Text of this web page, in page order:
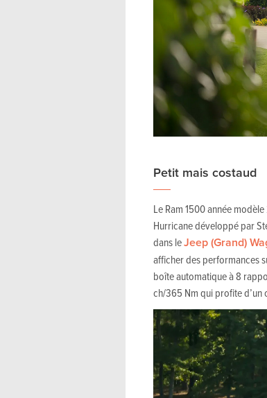
Petit mais costaud
Le Ram 1500 année
Hurricane développé par
dans leJeep (Grand)
afficher des performances
boîte automatique à 8
ch/365 Nm qui profite d’un